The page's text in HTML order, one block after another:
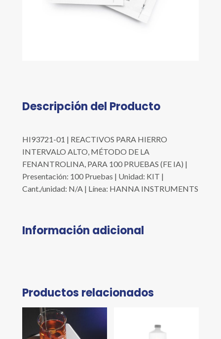
Descripción del Producto
HI93721-01 | REACTIVOS PARA HIERRO
INTERVALO ALTO, MÉTODO DE LA
FENANTROLINA, PARA 100 PRUEBAS (FE IA) |
Presentación: 100 Pruebas | Unidad: KIT |
Cant./unidad: N/A | Línea: HANNA INSTRUMENTS
Información adicional
Productos relacionados